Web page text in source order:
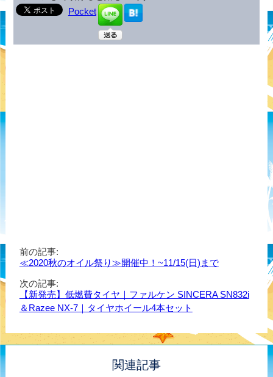
Pocket
前の記事:
≪2020秋のオイル祭り≫開催中！~11/15(日)まで
次の記事:
【新発売】低燃費タイヤ｜ファルケン SINCERA SN832i
＆Razee NX-7｜タイヤホイール4本セット
関連記事